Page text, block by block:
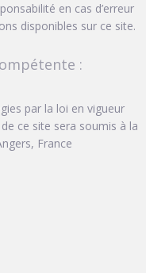
en cas d’erreur
disponibles sur ce site.
:
par la loi en vigueur
ce site sera soumis à la
France